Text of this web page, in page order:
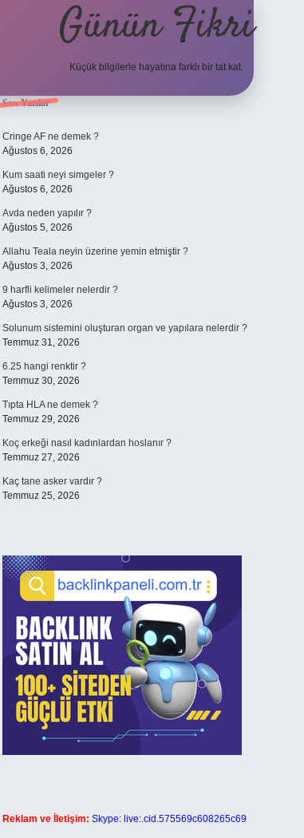
Günün Fikri
Küçük bilgilerle hayatına farklı bir tat kat.
Sidebar
Son Yazılar
Cringe AF ne demek ?
Ağustos 6, 2026
Kum saati neyi simgeler ?
Ağustos 6, 2026
Avda neden yapılır ?
Ağustos 5, 2026
Allahu Teala neyin üzerine yemin etmiştir ?
Ağustos 3, 2026
9 harfli kelimeler nelerdir ?
Ağustos 3, 2026
Solunum sistemini oluşturan organ ve yapılara nelerdir ?
Temmuz 31, 2026
6.25 hangi renktir ?
Temmuz 30, 2026
Tıpta HLA ne demek ?
Temmuz 29, 2026
Koç erkeği nasıl kadınlardan hoslanır ?
Temmuz 27, 2026
Kaç tane asker vardır ?
Temmuz 25, 2026
Reklam ve İletişim: Skype: live:.cid.575569c608265c69